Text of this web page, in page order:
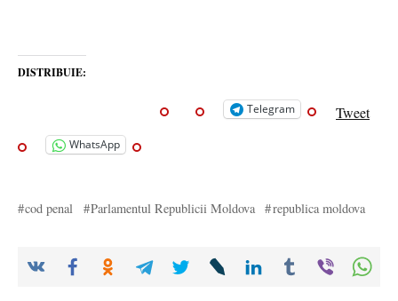
DISTRIBUIE:
Telegram Tweet
WhatsApp
cod penal Parlamentul Republicii Moldova republica moldova